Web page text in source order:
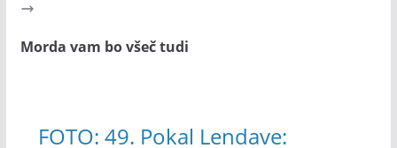
Morda vam bo všeč tudi
FOTO: 49. Pokal Lendave: